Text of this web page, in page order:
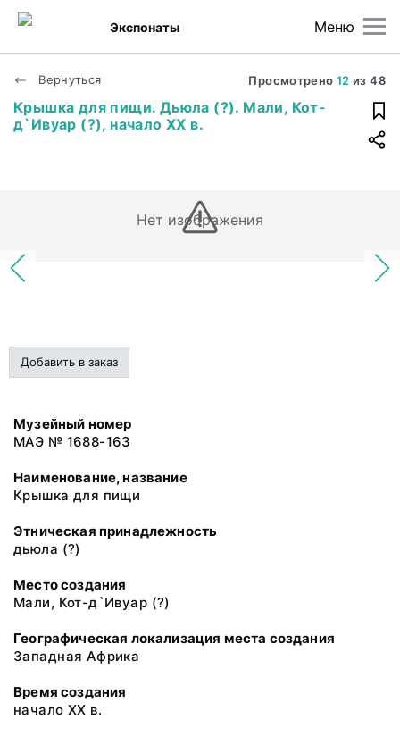
Меню
Экспонаты
Вернуться Просмотрено 12 из48
Крышка для пищи. Дьюла (?). Мали, Кот-
д`Ивуар (?), начало XX в.
Нет изображения
Добавить в заказ
Музейный номер
МАЭ № 1688-163
Наименование, название
Крышка для пищи
Этническая принадлежность
дьюла (?)
Место создания
Мали, Кот-д`Ивуар (?)
Географическая локализация места создания
Западная Африка
Время создания
начало XX в.